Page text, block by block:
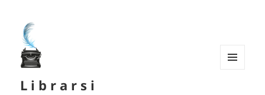
L i b r a r s i